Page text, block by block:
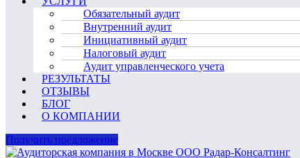
Обязательный аудит
Внутренний аудит
Инициативный аудит
Налоговый аудит
Аудит управленческого учета
РЕЗУЛЬТАТЫ
ОТЗЫВЫ
БЛОГ
О КОМПАНИИ
Получить предложение